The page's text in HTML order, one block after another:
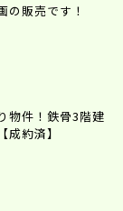
の販売です！
物件！鉄骨3階建
約済】